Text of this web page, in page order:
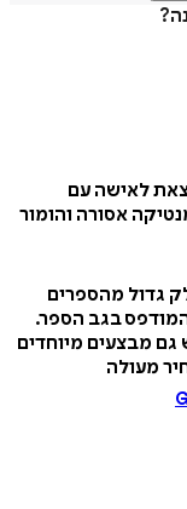
לאישה עם
אסורה והומור
גדול מהספרים
בגב הספר.
גם מבצעים מיוחדים
מעולה